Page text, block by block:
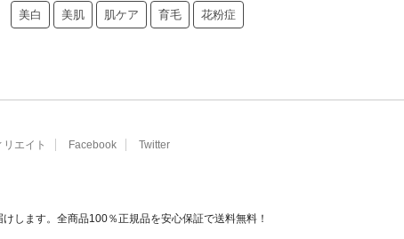
美白 美肌 肌ケア 育毛 花粉症
リエイト Facebook Twitter
します。全商品100％正規品を安心保証で送料無料！